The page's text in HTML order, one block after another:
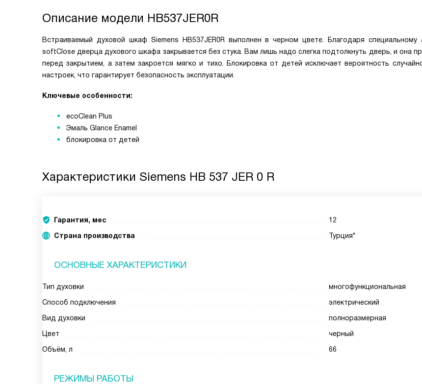
Описание модели HB537JER0R
Встраиваемый духовой шкаф Siemens HB537JER0R выполнен в черном цвете. Благодаря специальному
softClose дверца духового шкафа закрывается без стука. Вам лишь надо слегка подтолкнуть дверь, и она
перед закрытием, а затем закроется мягко и тихо. Блокировка от детей исключает вероятность
настроек, что гарантирует безопасность эксплуатации.
Ключевые особенности:
ecoClean Plus
Эмаль Glance Enamel
блокировка от детей
Характеристики Siemens HB 537 JER 0 R
Гарантия, мес
12
Страна производства
Турция*
ОСНОВНЫЕ ХАРАКТЕРИСТИКИ
Тип духовки
многофункциональная
Способ подключения
электрический
Вид духовки
полноразмерная
Цвет
черный
Объём, л
66
РЕЖИМЫ РАБОТЫ